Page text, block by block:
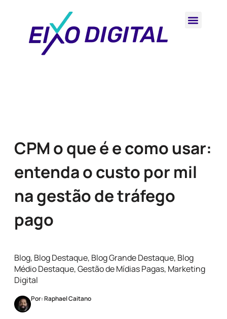
CPM o que é e como usar:
entenda o custo por mil
na gestão de tráfego
pago
Blog, Blog Destaque, Blog Grande Destaque, Blog
Médio Destaque,Gestão de Mídias Pagas, Marketing
Digital
Por: Raphael Caitano